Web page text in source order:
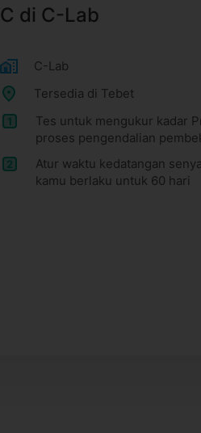
C di C-Lab
C-Lab
Tersedia di Tebet
1
Tes untuk mengukur kadar
proses pengendalian
2
Atur waktu kedatangan
kamu berlaku untuk 60 hari